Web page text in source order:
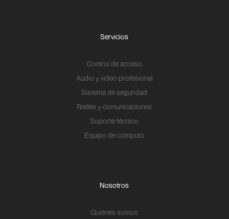
Servicios
Control de acceso
Audio y video profesional
Sistema de seguridad
Redes y comunicaciones
Soporte técnico
Equipo de cómputo
Nosotros
Quiénes somos